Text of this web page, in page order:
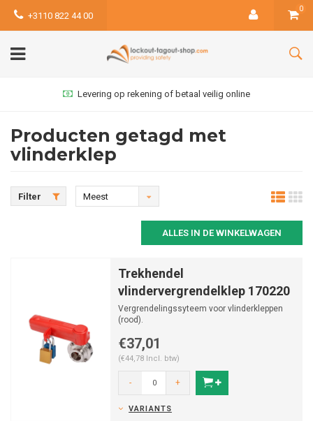
+3110 822 44 00
0
Levering op rekening of betaal veilig online
Producten getagd met
vlinderklep
Filter
Meest
ALLES IN DE WINKELWAGEN
Trekhendel
vlindervergrendelklep 170220
Vergrendelingssyteem voor vlinderkleppen
(rood).
€37,01
(€44,78 Incl. btw)
- +
VARIANTS